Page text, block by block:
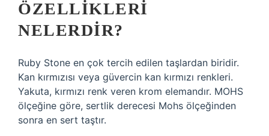
ÖZELLIKLERI
NELERDIR?
Ruby Stone en çok tercih edilen taşlardan biridir.
Kan kırmızısı veya güvercin kan kırmızı renkleri.
Yakuta, kırmızı renk veren krom elemandır. MOHS
ölçeğine göre, sertlik derecesi Mohs ölçeğinden
sonra en sert taştır.